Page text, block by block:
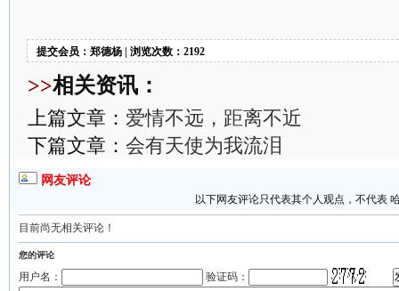
提交会员：郑德杨 | 浏览次数：2192
>>相关资讯：
上篇文章： 爱情不远，距离不近
下篇文章： 会有天使为我流泪
网友评论
以下网友评论只代表其个人观点，不代表
目前尚无相关评论！
您的评论
用户名： 验证码：